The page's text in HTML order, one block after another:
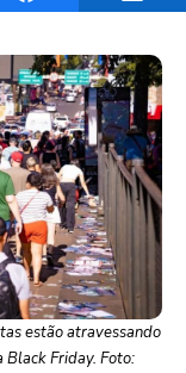
estão atravessando
Friday. Foto: